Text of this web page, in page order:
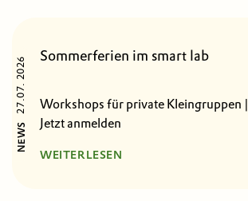
NEWS
27.07. 2026 Sommerferien im smart lab
Workshops für private Kleingruppen |
Jetzt anmelden
WEITERLESEN